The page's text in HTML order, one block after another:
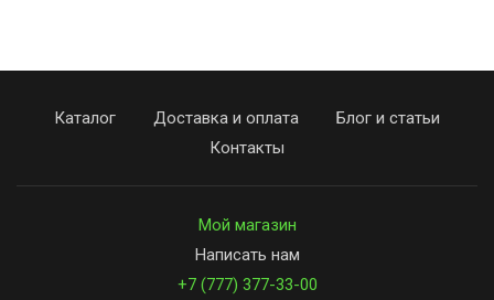
Каталог Доставка и оплата
Блог и статьи
Контакты
Мой магазин
Написать нам
+7 (777) 377-33-00